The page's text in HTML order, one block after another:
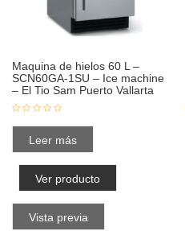
Maquina de hielos 60 L –
SCN60GA-1SU – Ice machine
– El Tio Sam Puerto Vallarta
Leer más
Ver producto
Vista previa